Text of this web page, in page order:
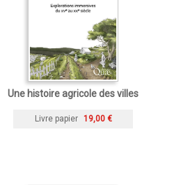
Une histoire agricole des villes
Livre papier 19,00 €